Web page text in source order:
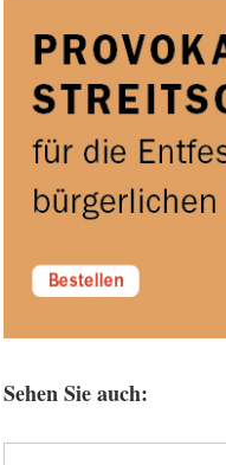
Sehen Sie auch: